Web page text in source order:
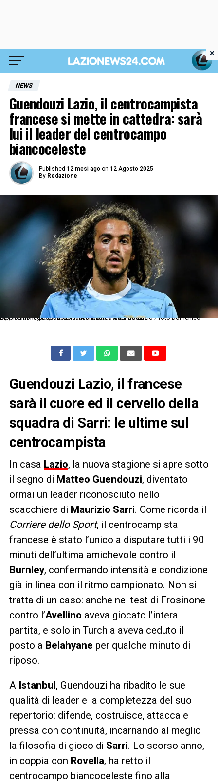
NEWS
Guendouzi Lazio, il centrocampista
francese si mette in cattedra: sarà
lui il leader del centrocampo
biancoceleste
Published 12 mesi ago on 12 Agosto 2025
By Redazione
Dc Frosinone 26/07/2025 - amichevole / Avellino-Lazio / foto Domenico Cippitelli/Image Sport nella foto: Matteo Guendouzi
Guendouzi Lazio, il francese
sarà il cuore ed il cervello della
squadra di Sarri: le ultime sul
centrocampista
In casa Lazio, la nuova stagione si apre sotto
il segno di Matteo Guendouzi, diventato
ormai un leader riconosciuto nello
scacchiere di Maurizio Sarri. Come ricorda il
Corriere dello Sport, il centrocampista
francese è stato l’unico a disputare tutti i 90
minuti dell’ultima amichevole contro il
Burnley, confermando intensità e condizione
già in linea con il ritmo campionato. Non si
tratta di un caso: anche nel test di Frosinone
contro l’Avellino aveva giocato l’intera
partita, e solo in Turchia aveva ceduto il
posto a Belahyane per qualche minuto di
riposo.
A Istanbul, Guendouzi ha ribadito le sue
qualità di leader e la completezza del suo
repertorio: difende, costruisce, attacca e
pressa con continuità, incarnando al meglio
la filosofia di gioco di Sarri. Lo scorso anno,
in coppia con Rovella, ha retto il
centrocampo biancoceleste fino alla
×